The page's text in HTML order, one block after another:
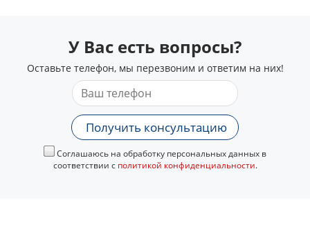
У Вас есть вопросы?
Оставьте телефон, мы перезвоним и ответим на них!
Получить консультацию
Соглашаюсь на обработку персональных данных в
соответствии с политикой конфиденциальности.